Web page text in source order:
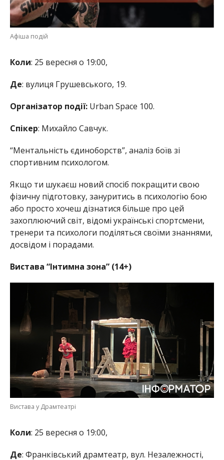
Афіша подій
Коли: 25 вересня о 19:00,
Де: вулиця Грушевського, 19.
Організатор події:Urban Space 100.
Спікер: Михайло Савчук.
“Ментальність єдиноборств”, аналіз боїв зі
спортивним психологом.
Якщо ти шукаєш новий спосіб покращити свою
фізичну підготовку, зануритись в психологію бою
або просто хочеш дізнатися більше про цей
захоплюючий світ, відомі українські спортсмени,
тренери та психологи поділяться своїми знаннями,
досвідом і порадами.
Вистава “Інтимна зона” (14+)
Вистава у Драмтеатрі
Коли: 25 вересня о 19:00,
Де: Франківський драмтеатр, вул. Незалежності,